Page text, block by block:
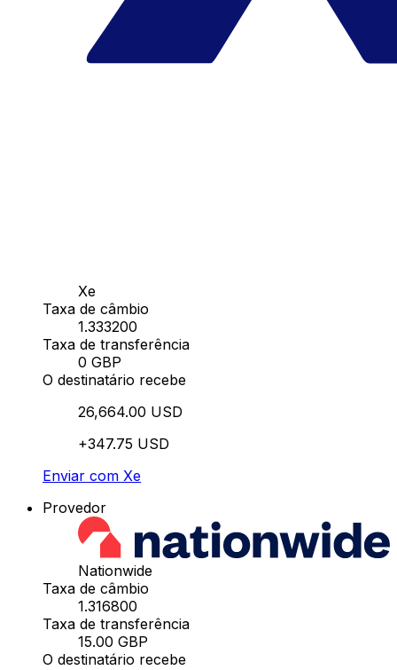
Xe
Taxa de câmbio
1.333200
Taxa de transferência
0 GBP
O destinatário recebe
26,664.00 USD
+347.75 USD
Enviar com Xe
Provedor
Nationwide
Taxa de câmbio
1.316800
Taxa de transferência
15.00 GBP
O destinatário recebe